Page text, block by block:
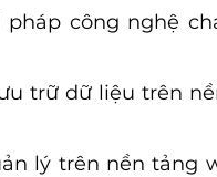
công nghệ
trữ dữ liệu trên
lý trên nền tảng